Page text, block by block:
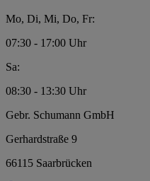
Mo, Di, Mi, Do, Fr:
07:30 - 17:00 Uhr
Sa:
08:30 - 13:30 Uhr
Gebr. Schumann GmbH
Gerhardstraße 9
66115 Saarbrücken